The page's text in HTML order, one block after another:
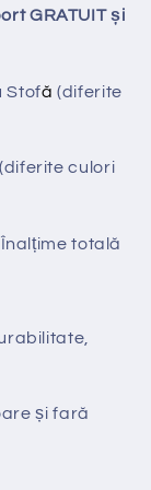
GRATUIT și
Stofă (diferite
culori
Înalțime totală
și fară